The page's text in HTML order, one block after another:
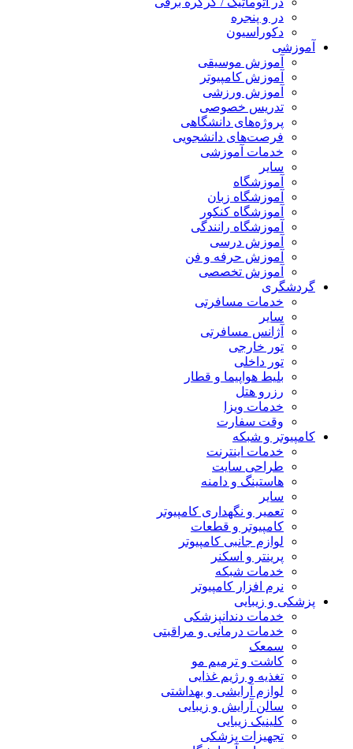
در و پنجره
دکوراسیون
آموزشی
آموزش موسیقی
آموزش کامپیوتر
آموزش ورزشی
تدریس خصوصی
پروژه‌های دانشگاهی
فرصت‌های دانشجویی
خدمات آموزشی
سایر
آموزشگاه
آموزشگاه زبان
آموزشگاه کنکور
آموزشگاه رانندگی
آموزش درسی
آموزش حرفه و فن
آموزش تخصصی
گردشگری
خدمات مسافرتی
سایر
آژانس مسافرتی
تور خارجی
تور داخلی
بلیط هواپیما و قطار
رزرو هتل
خدمات ویزا
وقت سفارت
کامپیوتر و شبکه
خدمات اینترنت
طراحی سایت
هاستینگ و دامنه
سایر
تعمیر و نگهداری کامپیوتر
کامپیوتر و قطعات
لوازم جانبی کامپیوتر
پرینتر و اسکنر
خدمات شبکه
نرم افزار کامپیوتر
پزشکی و زیبایی
خدمات دندانپزشکی
خدمات درمانی و مراقبتی
سمعک
کاشت و ترمیم مو
تغذیه و رژیم غذایی
لوازم آرایشی و بهداشتی
سالن آرایش و زیبایی
کلینیک زیبایی
تجهیزات پزشکی